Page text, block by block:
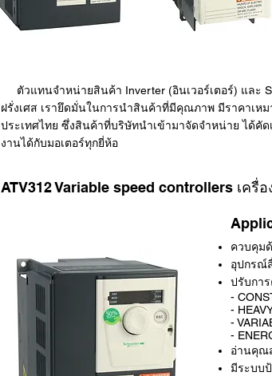
ตัวแทนจำหน่ายสินค้า Inverter (อินเวอร์เตอร์) และ
ฝรั่งเศส เรายึดมั่นในการนำสินค้าที่มีคุณภาพ มีราคาเห
ประเทศไทย ซึ่งสินค้าที่บริษัทนำเข้ามาจัดจำหน่าย ได้คั
งานได้กับมอเตอร์ทุกยี่ห้อ
ATV312 Variable speed controllers เครื่
ควบคุมด้
อุปกรณ์
ปรับกา
-
-
-
-
อ่านคุณ
มีระบบ